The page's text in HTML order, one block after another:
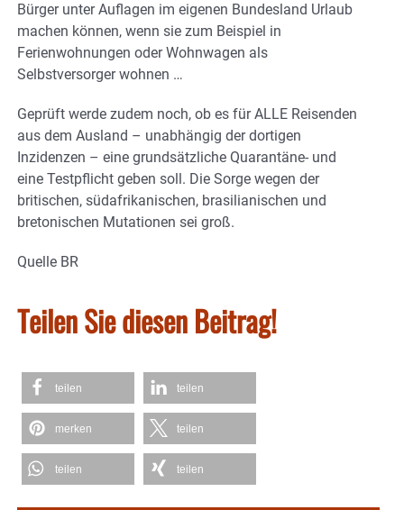
Bürger unter Auflagen im eigenen Bundesland Urlaub
machen können, wenn sie zum Beispiel in
Ferienwohnungen oder Wohnwagen als
Selbstversorger wohnen …
Geprüft werde zudem noch, ob es für ALLE Reisenden
aus dem Ausland – unabhängig der dortigen
Inzidenzen – eine grundsätzliche Quarantäne- und
eine Testpflicht geben soll. Die Sorge wegen der
britischen, südafrikanischen, brasilianischen und
bretonischen Mutationen sei groß.
Quelle BR
Teilen Sie diesen Beitrag!
teilen teilen
merken teilen
teilen teilen